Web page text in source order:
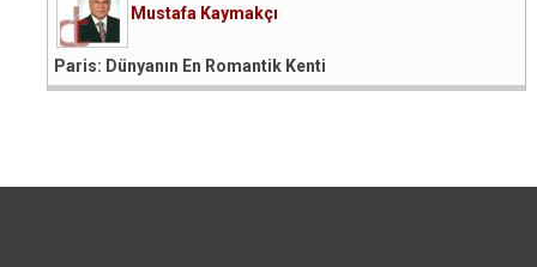
Mustafa Kaymakçı
Paris: Dünyanın En Romantik Kenti